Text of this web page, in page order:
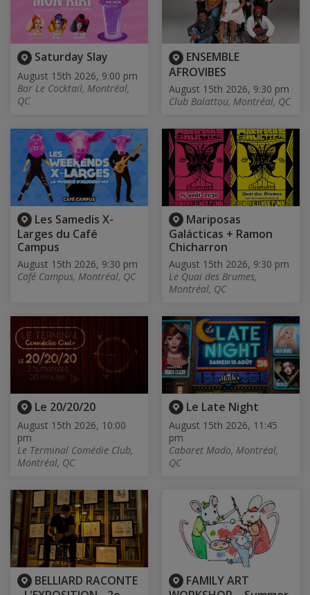
Saturday Slay
August 15th 2026, 9:00 pm
Bar Le Cocktail, Montréal,
QC
ENSEMBLE
AFROVIBES
August 15th 2026, 9:30 pm
Club Balattou, Montréal, QC
Les Samedis X-
Larges du Café
Campus
August 15th 2026, 9:30 pm
Café Campus, Montréal, QC
Mariposas
Galácticas + Ramon
Chicharron
August 15th 2026, 9:30 pm
Le Quai des Brumes,
Montréal, QC
Le 20/20/20
August 15th 2026, 10:00
pm
Le Terminal Comédie Club,
Montréal, QC
Le Late Night
August 15th 2026, 11:45
pm
Cabaret Mado, Montréal,
QC
BELLIARD RACONTE
FAMILY ART